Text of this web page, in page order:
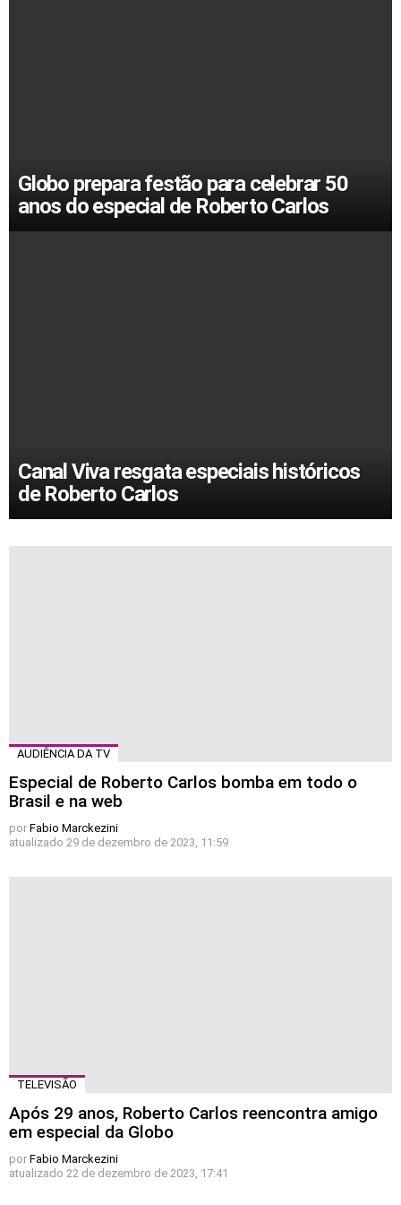
Globo prepara festão para celebrar 50
anos do especial de Roberto Carlos
Canal Viva resgata especiais históricos
de Roberto Carlos
AUDIÊNCIA DA TV
Especial de Roberto Carlos bomba em todo o
Brasil e na web
por Fabio Marckezini
atualizado 29 de dezembro de 2023, 11:59
TELEVISÃO
Após 29 anos, Roberto Carlos reencontra amigo
em especial da Globo
por Fabio Marckezini
atualizado 22 de dezembro de 2023, 17:41